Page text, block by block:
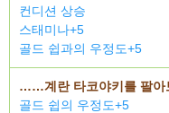
컨디션 상승
스태미나+5
골드 쉽과의 우정도+5
……계란 타코야키를 팔아
골드 쉽의 우정도+5